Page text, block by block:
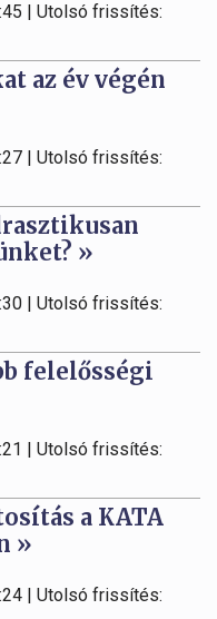
| Utolsó frissítés:
az év végén
| Utolsó frissítés:
»
| Utolsó frissítés:
felelősségi
| Utolsó frissítés:
a KATA
»
| Utolsó frissítés: